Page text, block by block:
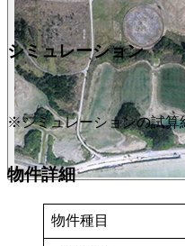
シミュレーション
※シミュレーションの試算
物件詳細
物件種目